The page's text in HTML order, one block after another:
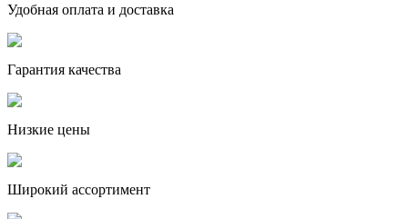
Удобная оплата и доставка
Гарантия качества
Низкие цены
Широкий ассортимент